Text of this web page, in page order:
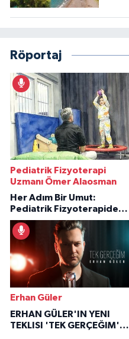
Röportaj
Pediatrik Fizyoterapi
Uzmanı Ömer Alaosman
Her Adım Bir Umut:
Pediatrik Fizyoterapiden
İlham Veren Hikâyeler
Erhan Güler
ERHAN GÜLER'IN YENI
TEKLISI 'TEK GERÇEĞIM'LE